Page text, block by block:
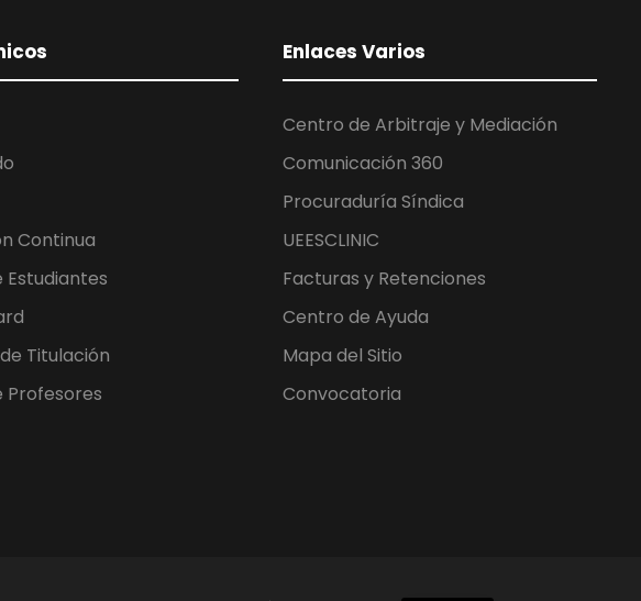
Continua
Estudiantes
Titulación
Profesores
Enlaces Varios
Centro de Arbitraje y Mediación
Comunicación 360
Procuraduría Síndica
UEESCLINIC
Facturas y Retenciones
Centro de Ayuda
Mapa del Sitio
Convocatoria